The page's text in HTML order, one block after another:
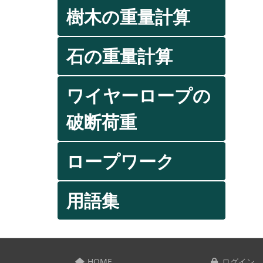
樹木の重量計算
石の重量計算
ワイヤーロープの
破断荷重
ロープワーク
用語集